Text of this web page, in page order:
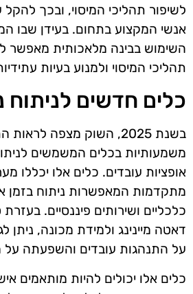
לשיפור תהליכי המיסוי, ובכך
אנשי המקצוע בתחום. בעידן שבו
השימוש בבינה מלאכותית מאפשר
תהליכי המיסוי ולמנוע בעיות
כלים חדשים לניתוח
בשנת 2025, השוק מצפה
משמעותיות בכלים המשמשים
אופציות עובדים. כלים אלו יכללו
מתקדמות המאפשרות ניתוח בזמן
כלכליים ושירותים פיננסיים. בעזרת
דאטה מיינינג ולמידת מכונה, ניתן
על התנהגות עובדים והשפעתה על
כלים אלו יכולים להיות מותאמים